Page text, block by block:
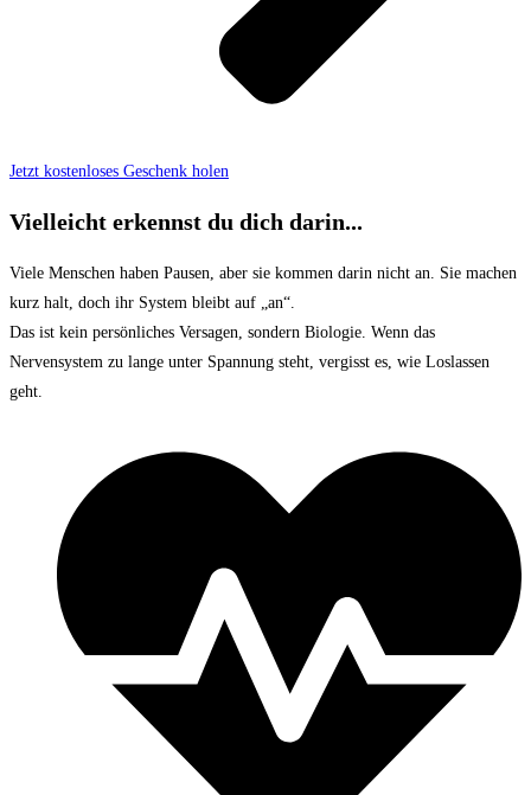
Jetzt kostenloses Geschenk holen
Vielleicht erkennst du dich darin...
Viele Menschen haben Pausen, aber sie kommen darin nicht an. Sie machen
kurz halt, doch ihr System bleibt auf „an“.
Das ist kein persönliches Versagen, sondern Biologie. Wenn das
Nervensystem zu lange unter Spannung steht, vergisst es, wie Loslassen
geht.